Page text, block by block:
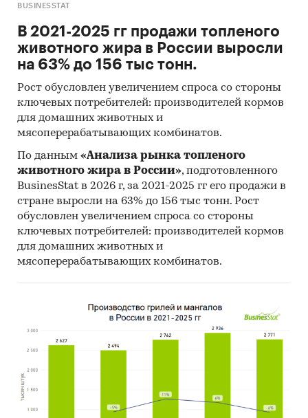
Материалы и базы данных статистики ООН
(United Nations Statistics Division:
Commodity Trade Statistics, Industrial
Commodity Statistics, Food and Agriculture
Organization и др.).
Материалы Международного Валютного
Материалы Всемирного банка (World Bank).
Материалы ВТО (World Trade Organization).
Материалы Организации экономического
сотрудничества и развития (Organization for
Economic Cooperation and Development).
Результаты исследований DISCOVERY
Research Group.
Процедура контент-анализа документов не
предполагает расчета объема выборочной
BUSINESSTAT
В 2021-2025 гг продажи топленого
животного жира в России выросли
на 63% до 156 тыс тонн.
Рост обусловлен увеличением спроса со стороны
ключевых потребителей: производителей кормов
для домашних животных и
мясоперерабатывающих комбинатов.
По данным «Анализа рынка топленого
животного жира в России», подготовленного
BusinesStat в 2026 г, за 2021-2025 гг его продажи в
стране выросли на 63% до 156 тыс тонн. Рост
обусловлен увеличением спроса со стороны
ключевых потребителей: производителей кормов
для домашних животных и
мясоперерабатывающих комбинатов.